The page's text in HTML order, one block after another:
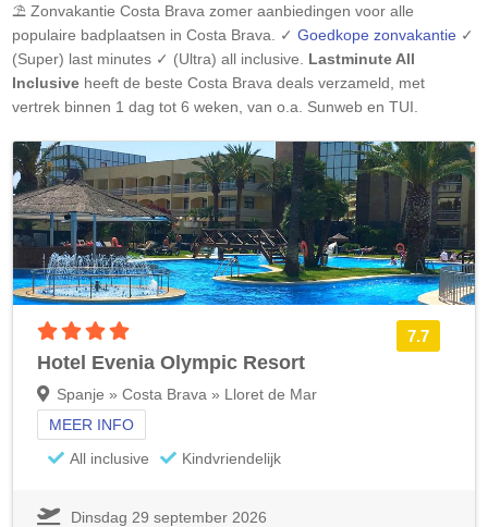
⛱️ Zonvakantie Costa Brava zomer aanbiedingen voor alle
populaire badplaatsen in Costa Brava . ✓ Goedkope zonvakantie ✓
(Super) last minutes ✓ (Ultra) all inclusive. Lastminute All
Inclusive heeft de beste Costa Brava deals verzameld, met
vertrek binnen 1 dag tot 6 weken, van o.a. Sunweb en TUI.
7.7
Hotel Evenia Olympic Resort
Spanje » Costa Brava » Lloret de Mar
MEER INFO
All inclusive
Kindvriendelijk
Dinsdag 29 september 2026